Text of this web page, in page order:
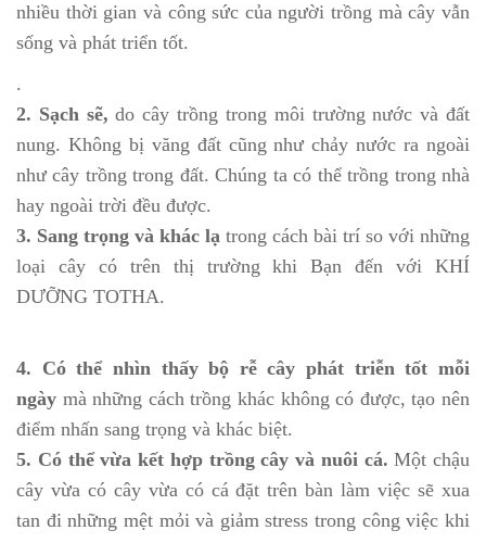
nhiều thời gian và công sức của người trồng mà cây vẫn
sống và phát triển tốt.
.
2. Sạch sẽ, do cây trồng trong môi trường nước và đất
nung. Không bị văng đất cũng như chảy nước ra ngoài
như cây trồng trong đất. Chúng ta có thể trồng trong nhà
hay ngoài trời đều được.
3. Sang trọng và khác lạ trong cách bài trí so với những
loại cây có trên thị trường khi Bạn đến với KHÍ
DƯỠNG TOTHA.
4. Có thể nhìn thấy bộ rễ cây phát triễn tốt mỗi
ngày mà những cách trồng khác không có được, tạo nên
điểm nhấn sang trọng và khác biệt.
5. Có thể vừa kết hợp trồng cây và nuôi cá. Một chậu
cây vừa có cây vừa có cá đặt trên bàn làm việc sẽ xua
tan đi những mệt mỏi và giảm stress trong công việc khi